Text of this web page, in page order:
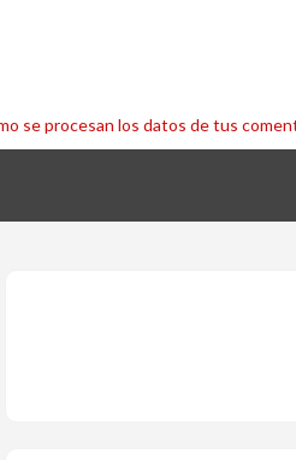
se procesan los datos de tus